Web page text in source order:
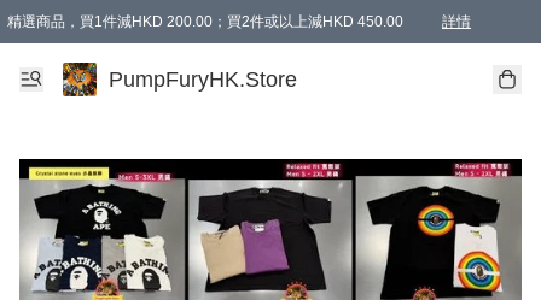
精選商品，買1件減HKD 200.00；買2件或以上減HKD 450.00 詳情
AAPE商品,會員專享9折或以上（按會員等級）AAPE products, members can
精選商品，任選買2件或以上減HKD 100.00
購物滿 HKD 800.00即享免運費優惠！（適用於 特定的送貨方式 )
PumpFuryHK.Store